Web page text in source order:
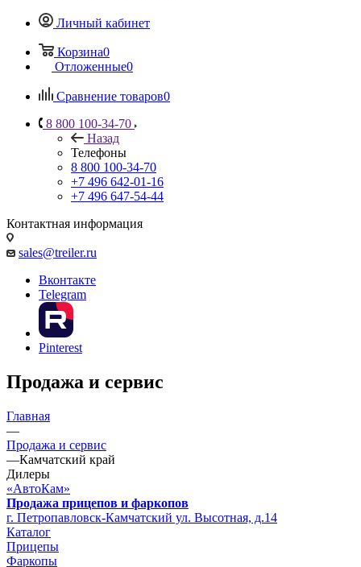
Личный кабинет
Корзина0
Отложенные0
Сравнение товаров0
8 800 100-34-70
Назад
Телефоны
8 800 100-34-70
+7 496 642-01-16
+7 496 647-54-44
Контактная информация
sales@treiler.ru
Вконтакте
Telegram
Pinterest
Продажа и сервис
Главная
—
Продажа и сервис
—Камчатский край
Дилеры
«АвтоКам»
Продажа прицепов и фаркопов
г. Петропавловск-Камчатский ул. Высотная, д.14
Каталог
Прицепы
Фаркопы